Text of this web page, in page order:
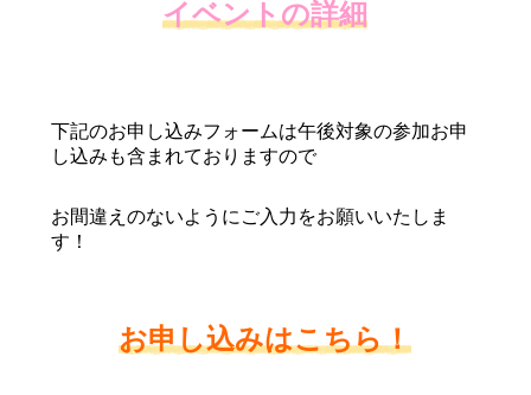
イベントの詳細
下記のお申し込みフォームは午後対象の参加お申
し込みも含まれておりますので
お間違えのないようにご入力をお願いいたしま
す！
お申し込みはこちら！